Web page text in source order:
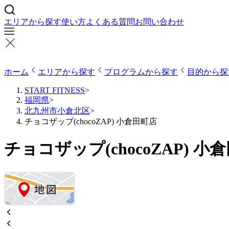
エリアから探す使い方よくある質問お問い合わせ
ホーム エリアから探す プログラムから探す 目的から
START FITNESS>
福岡県>
北九州市小倉北区>
チョコザップ(chocoZAP) 小倉田町店
チョコザップ(chocoZAP) 小